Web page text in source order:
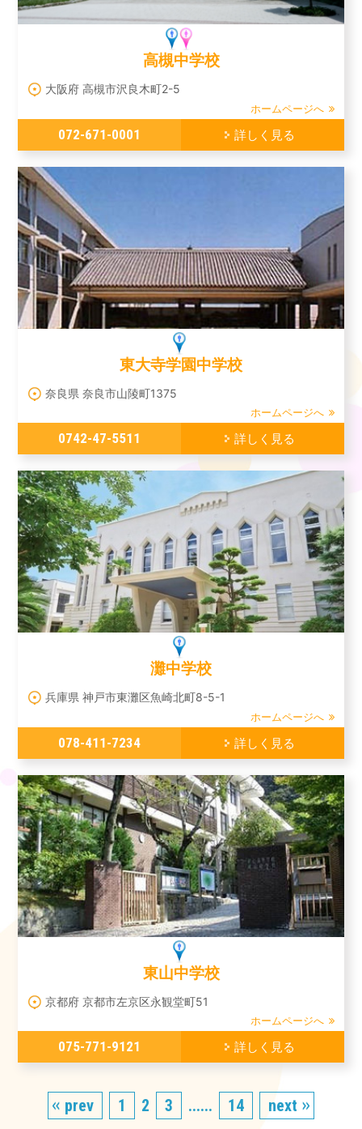
高槻中学校
大阪府 高槻市沢良木町2-5
ホームページへ
072-671-0001 詳しく見る
東大寺学園中学校
奈良県 奈良市山陵町1375
ホームページへ
0742-47-5511 詳しく見る
灘中学校
兵庫県 神戸市東灘区魚崎北町8-5-1
ホームページへ
078-411-7234 詳しく見る
東山中学校
京都府 京都市左京区永観堂町51
ホームページへ
075-771-9121 詳しく見る
prev 1 2 3 ...... 14 next